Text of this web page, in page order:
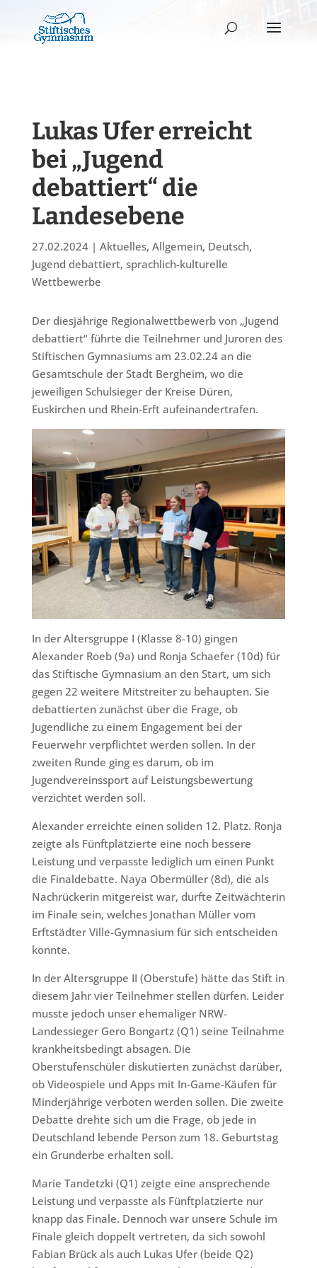
Lukas Ufer erreicht
bei „Jugend
debattiert“ die
Landesebene
27.02.2024| Aktuelles, Allgemein, Deutsch,
Jugend debattiert, sprachlich-kulturelle
Wettbewerbe
Der diesjährige Regionalwettbewerb von „Jugend
debattiert“ führte die Teilnehmer und Juroren des
Stiftischen Gymnasiums am 23.02.24 an die
Gesamtschule der Stadt Bergheim, wo die
jeweiligen Schulsieger der Kreise Düren,
Euskirchen und Rhein-Erft aufeinandertrafen.
In der Altersgruppe I (Klasse 8-10) gingen
Alexander Roeb (9a) und Ronja Schaefer (10d) für
das Stiftische Gymnasium an den Start, um sich
gegen 22 weitere Mitstreiter zu behaupten. Sie
debattierten zunächst über die Frage, ob
Jugendliche zu einem Engagement bei der
Feuerwehr verpflichtet werden sollen. In der
zweiten Runde ging es darum, ob im
Jugendvereinssport auf Leistungsbewertung
verzichtet werden soll.
Alexander erreichte einen soliden 12. Platz. Ronja
zeigte als Fünftplatzierte eine noch bessere
Leistung und verpasste lediglich um einen Punkt
die Finaldebatte. Naya Obermüller (8d), die als
Nachrückerin mitgereist war, durfte Zeitwächterin
im Finale sein, welches Jonathan Müller vom
Erftstädter Ville-Gymnasium für sich entscheiden
konnte.
In der Altersgruppe II (Oberstufe) hätte das Stift in
diesem Jahr vier Teilnehmer stellen dürfen. Leider
musste jedoch unser ehemaliger NRW-
Landessieger Gero Bongartz (Q1) seine Teilnahme
krankheitsbedingt absagen. Die
Oberstufenschüler diskutierten zunächst darüber,
ob Videospiele und Apps mit In-Game-Käufen für
Minderjährige verboten werden sollen. Die zweite
Debatte drehte sich um die Frage, ob jede in
Deutschland lebende Person zum 18. Geburtstag
ein Grunderbe erhalten soll.
Marie Tandetzki (Q1) zeigte eine ansprechende
Leistung und verpasste als Fünftplatzierte nur
knapp das Finale. Dennoch war unsere Schule im
Finale gleich doppelt vertreten, da sich sowohl
Fabian Brück als auch Lukas Ufer (beide Q2)